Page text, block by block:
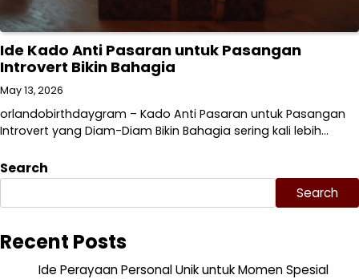
Ide Kado Anti Pasaran untuk Pasangan
Introvert Bikin Bahagia
May 13, 2026
orlandobirthdaygram – Kado Anti Pasaran untuk Pasangan
Introvert yang Diam-Diam Bikin Bahagia sering kali lebih…
Search
Search
Recent Posts
Ide Perayaan Personal Unik untuk Momen Spesial